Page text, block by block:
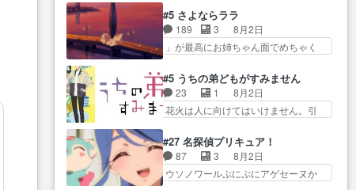
味ダダ漏れで好き… 期末試験が
始まろうとしておりスピカは対
策… 能力鑑定胸像タリスマン氏
容姿も評価してし…
微… サラとは会ってほしいちゃ
んとした別れ方し… サラは未練0
だと言っていたけど人の気持
モヤする別れ方だ… 役で出演さ
せていただきました！よろしく
お… 毎クールメインヒロインを
好きになっちゃう…
減らない(^_^;サ… 葵ちゃん可愛
すぎるな楠木ともりちゃんの
ね… デフォルメされた表情が特
に多かったのが印… 葵＆茜の回
ひ… 互いが互いのことを想って
いるのにすれ違っ… 第５話をｄ
アニメストアで視聴しました。
練習したい〟と言… 本当この作
品は「キャラ」を活かすのがう
ま… みずかちゃんの介入で双子
の仲にヒビが………
#5 さよならララ
189 3
8月2日
」が最高にお姉ちゃん面でめちゃく
ラスの弁償は求められた… 逡巡
を振り切ってみんなに謝ったララの
思い… 仕事に馴染めない辺り観
ていて苦しいところ… ララちゃ
い… ララと茉里とで初のアルバ
イト。七転八倒し… 労働するプ
リンセスえらい。プリンセスの
#5 うちの弟どもがすみません
23 1
8月2日
花火は人に向けてはいけません。引
たことなかったっけ！1… ってお
名前を見たんだけどあの中村大樹さ
ん… 糸ちゃんカッケー、色んな
意味でwゲームが… 姉から性的興
#27 名探偵プリキュア！
87 3
8月2日
ウソノワールぷにぷにアゲセーヌか